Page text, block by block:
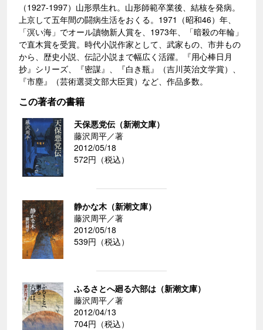
（1927-1997）山形県生れ。山形師範卒業後、結核を発病。
上京して五年間の闘病生活をおくる。1971（昭和46）年、
「溟い海」でオール讀物新人賞を、1973年、「暗殺の年輪」
で直木賞を受賞。時代小説作家として、武家もの、市井もの
から、歴史小説、伝記小説まで幅広く活躍。『用心棒日月
抄』シリーズ、『密謀』、『白き瓶』（吉川英治文学賞）、
『市塵』（芸術選奨文部大臣賞）など、作品多数。
この著者の書籍
天保悪党伝（新潮文庫）
藤沢周平／著
2012/05/18
572円（税込）
静かな木（新潮文庫）
藤沢周平／著
2012/05/18
539円（税込）
ふるさとへ廻る六部は（新潮文庫）
藤沢周平／著
2012/04/13
704円（税込）